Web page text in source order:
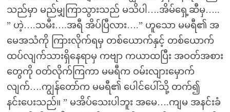
သည်မှာ မည်မျှကြာသွားသည် မသိပါ….အိမ်ရှေ့ဆီမှ…..
” ဟဲ့….သမီး….အရီ အိပ်ပြီလား….” ဟူသော မမရီ၏ အ
မေအသံကို ကြားလိုက်ရမှ တစ်ယောက်နှင့် တစ်ယောက်
ထပ်လျက်သားရှိနေရာမှ ကဗျာ ကယာထပြီး အဝတ်အစား
တွေကို ဝတ်လိုက်ကြကာ မမရီက ဝမ်းလျားမှောက်
လျက်….ကျွန်တော်က မမရီ၏ ပေါင်ပေါ်သို့ တက်၍
နင်းပေးသည်။ ” မအိပ်သေးပါဘူး အမေ….ကျမ အနင်းခံ